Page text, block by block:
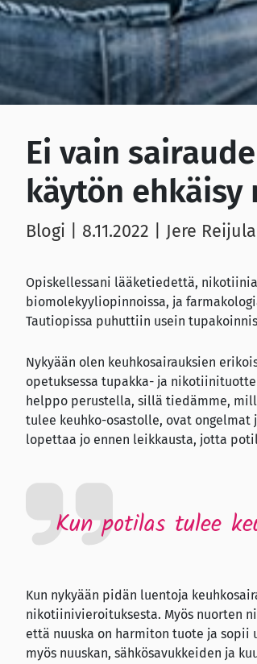
Ei vain
käytön ehkäisy
Blogi | 8.11.2022 | Jere Reijula
Opiskellessani lääketiedettä,
biomolekyyliopinnoissa, ja
Tautiopissa puhuttiin usein
Nykyään olen keuhkosairauksien
opetuksessa tupakka- ja
helppo perustella, sillä tiedämme,
tulee keuhko-osastolle, ovat
lopettaa jo ennen leikkausta, jotta
Kun potilas tulee
Kun nykyään pidän luentoja
nikotiinivieroituksesta. Myös nuorten
että nuuska on harmiton tuote ja
myös nuuskan, sähkösavukkeiden ja